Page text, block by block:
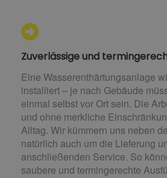
Zuverlässige und
Eine Wasserenthärtungsanlage
installiert – je nach Gebäude
einmal selbst vor Ort sein. Die
und ohne merkliche
Alltag. Wir kümmern uns neben
natürlich auch um die Lieferung
anschließenden Service. So
saubere und termingerechte